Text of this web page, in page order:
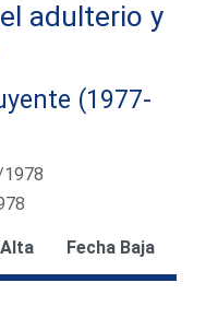
adulterio y
(1977-
Fecha Baja